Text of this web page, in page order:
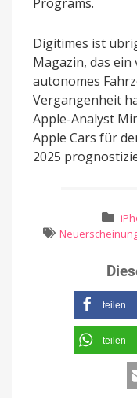
Digitimes ist
Magazin, das
autonomes
Vergangenheit
Apple-Analyst
Apple Cars für
2025
teilen
teilen